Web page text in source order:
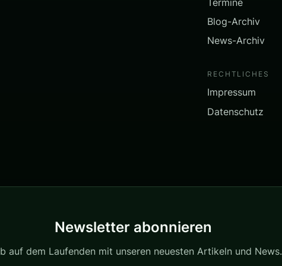
Blog-Archiv
News-Archiv
RECHTLICHES
Impressum
Datenschutz
Newsletter abonnieren
auf dem Laufenden mit unseren neuesten Artikeln und News.